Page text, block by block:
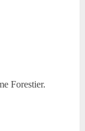
Forestier.